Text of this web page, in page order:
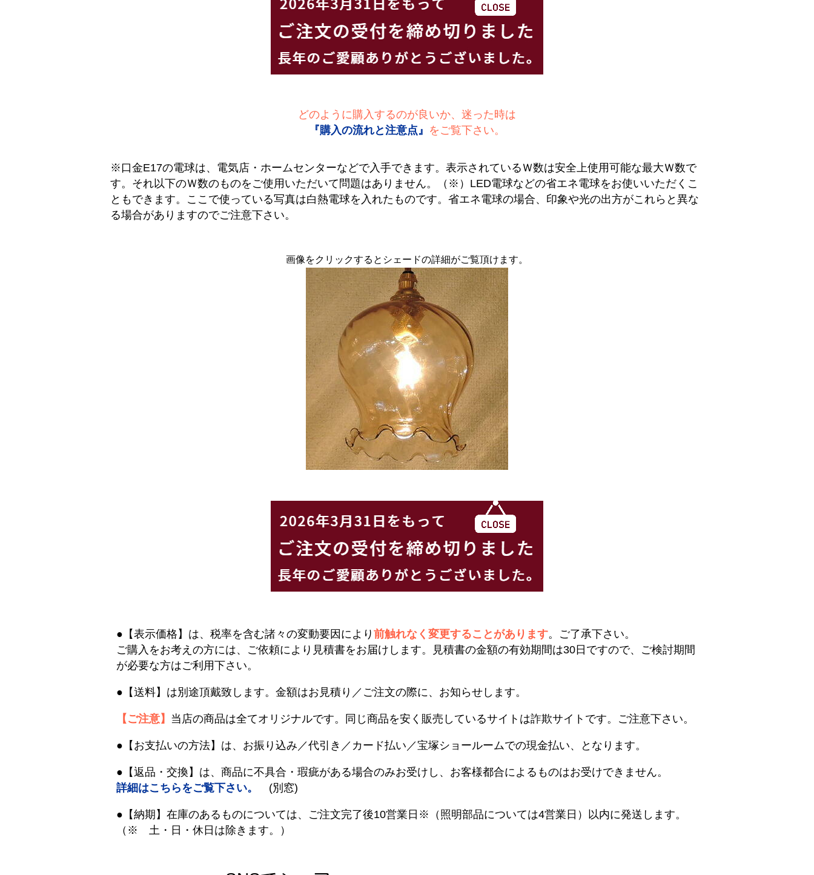
どのように購入するのが良いか、迷った時は
『購入の流れと注意点』 をご覧下さい。
※口金E17の電球は、電気店・ホームセンターなどで入手できます。表示されているＷ数は安全上使用可能な最大Ｗ数で
す。それ以下のＷ数のものをご使用いただいて問題はありません。（※）LED電球などの省エネ電球をお使いいただくこ
ともできます。ここで使っている写真は白熱電球を入れたものです。省エネ電球の場合、印象や光の出方がこれらと異な
る場合がありますのでご注意下さい。
画像をクリックするとシェードの詳細がご覧頂けます。
●【表示価格】は、税率を含む諸々の変動要因により 前触れなく変更することがあります。ご了承下さい。
ご購入をお考えの方には、ご依頼により見積書をお届けします。見積書の金額の有効期間は30日ですので、ご検討期間
が必要な方はご利用下さい。
●【送料】は別途頂戴致します。金額はお見積り／ご注文の際に、お知らせします。
【ご注意】 当店の商品は全てオリジナルです。同じ商品を安く販売しているサイトは詐欺サイトです。ご注意下さい。
●【お支払いの方法】は、お振り込み／代引き／カード払い／宝塚ショールームでの現金払い、となります。
●【返品・交換】は、商品に不具合・瑕疵がある場合のみお受けし、お客様都合によるものはお受けできません。
詳細はこちらをご覧下さい。
(別窓)
●【納期】在庫のあるものについては、ご注文完了後10営業日※（照明部品については4営業日）以内に発送します。
（※ 土・日・休日は除きます。）